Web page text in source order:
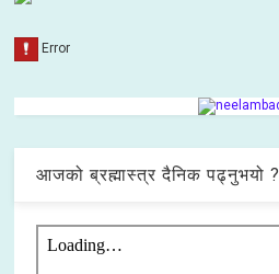
आजको ब्रह्मास्त्र दैनिक पढ्नुभयो ?